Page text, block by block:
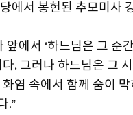
에서 봉헌된 추모미사
앞에서 ‘하느님은 그 순
. 그러나 하느님은 그
염 속에서 함께 숨이
.”